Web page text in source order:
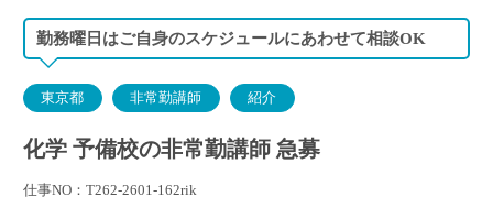
勤務曜日はご自身のスケジュールにあわせて相談OK
東京都 非常勤講師 紹介
化学 予備校の非常勤講師 急募
仕事NO：T262-2601-162rik